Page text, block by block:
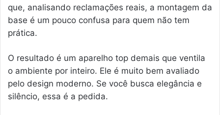
que, analisando reclamações reais, a montagem da
base é um pouco confusa para quem não tem
prática.
O resultado é um aparelho top demais que ventila
o ambiente por inteiro. Ele é muito bem avaliado
pelo design moderno. Se você busca elegância e
silêncio, essa é a pedida.